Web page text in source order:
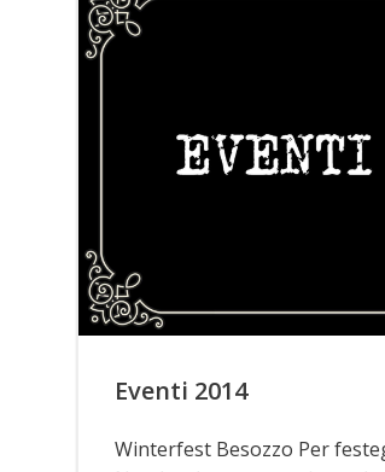
Eventi 2014
Winterfest Besozzo Per